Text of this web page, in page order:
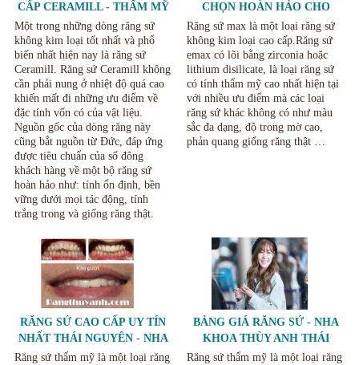
CẤP CERAMILL - THẨM MỸ
RĂNG TẠI NHA KHOA THÙY
ANH THÁI NGUYÊN
Một trong những dòng răng sứ
không kim loại tốt nhất và phổ
biến nhất hiện nay là răng sứ
Ceramill. Răng sứ Ceramill không
cần phải nung ở nhiệt độ quá cao
khiến mất đi những ưu điểm về
đặc tính vốn có của vật liệu.
Nguồn gốc của dòng răng này
cũng bắt nguồn từ Đức, đáp ứng
được tiêu chuẩn của số đông
khách hàng về một bộ răng sứ
hoàn hảo như: tính ổn định, bền
vững dưới mọi tác động, tính
trắng trong và giống răng thật.
CHỌN HOÀN HẢO CHO
THẨM MỸ RĂNG SỨ
Răng sứ max là một loại răng sứ
không kim loại cao cấp.Răng sứ
emax có lõi bằng zirconia hoặc
lithium disilicate, là loại răng sứ
có tính thẩm mỹ cao nhất hiện tại
với nhiều ưu điểm mà các loại
răng sứ khác không có như màu
sắc đa dạng, độ trong mờ cao,
phản quang giống răng thật …
RĂNG SỨ CAO CẤP UY TÍN
NHẤT THÁI NGUYÊN - NHA
KHOA THÙY ANH
Răng sứ thẩm mỹ là một loại răng
BẢNG GIÁ RĂNG SỨ - NHA
KHOA THÙY ANH THÁI
NGUYÊN
Răng sứ thẩm mỹ là một loại răng